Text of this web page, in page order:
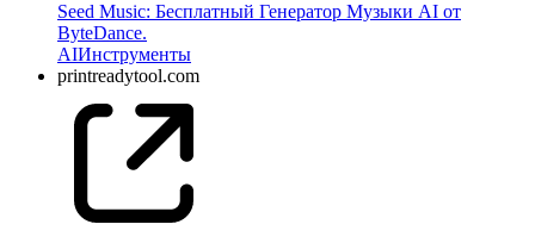
Seed Music: Бесплатный Генератор Музыки AI от
ByteDance.
AIИнструменты
printreadytool.com